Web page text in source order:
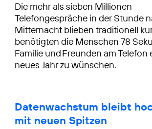
Die mehr als sieben Millionen
Telefongespräche in der Stunde
Mitternacht blieben traditionell
benötigten die Menschen 78
Familie und Freunden am Telefon
neues Jahr zu wünschen.
Datenwachstum bleibt
mit neuen Spitzen